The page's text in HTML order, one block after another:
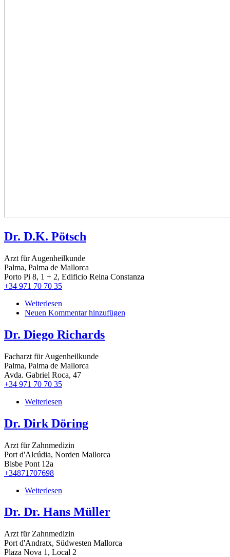
Dr. D.K. Pötsch
Arzt für Augenheilkunde
Palma, Palma de Mallorca
Porto Pi 8, 1 + 2, Edificio Reina Constanza
+34 971 70 70 35
Weiterlesen
Dr.
Pötsch
Neuen Kommentar hinzufügen
Dr. Diego Richards
Facharzt für Augenheilkunde
Palma, Palma de Mallorca
Avda. Gabriel Roca, 47
+34 971 70 70 35
Weiterlesen
Diego
Richards
Dr. Dirk Döring
Arzt für Zahnmedizin
Port d'Alcúdia, Norden Mallorca
Bisbe Pont 12a
+34871707698
Weiterlesen
Dirk
Döring
Dr. Dr. Hans Müller
Arzt für Zahnmedizin
Port d'Andratx, Südwesten Mallorca
Plaza Nova 1, Local 2